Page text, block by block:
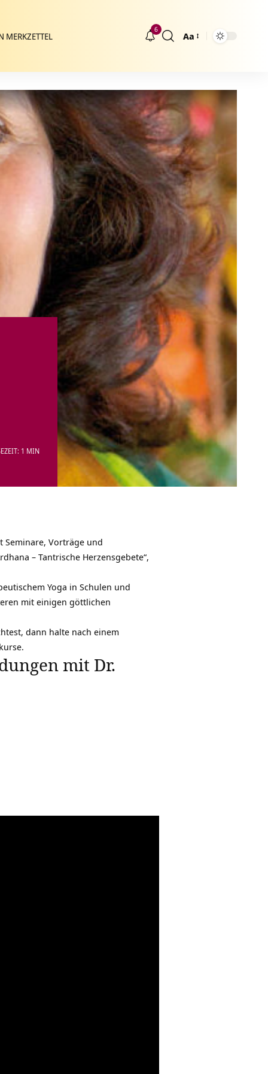
MERKZETTEL
6
Größenänderung
Aa
1 MIN
Seminare, Vorträge und
– Tantrische Herzensgebete“,
Yoga in Schulen und
mit einigen göttlichen
dann halte nach einem
mit Dr.